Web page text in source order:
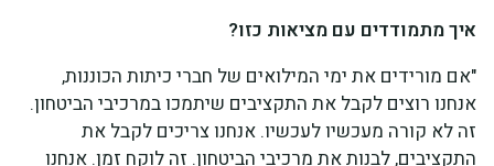
איך מתמודדים עם מציאות כזו?
"אם מורידים את ימי המילואים של חברי כיתות הכוננות,
אנחנו רוצים לקבל את התקציבים שיתמכו במרכיבי הביטחון.
זה לא קורה מעכשיו לעכשיו. אנחנו צריכים לקבל את
התקציבים, לבנות את מרכיבי הביטחון. זה לוקח זמן. אנחנו